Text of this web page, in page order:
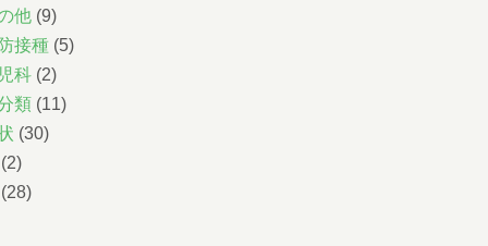
他 (9)
接種 (5)
科 (2)
類 (11)
(30)